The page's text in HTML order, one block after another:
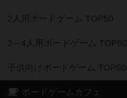
2人用ボードゲーム TOP50
3～4人用ボードゲーム TOP50
子供向けボードゲーム TOP50
ボードゲームカフェ